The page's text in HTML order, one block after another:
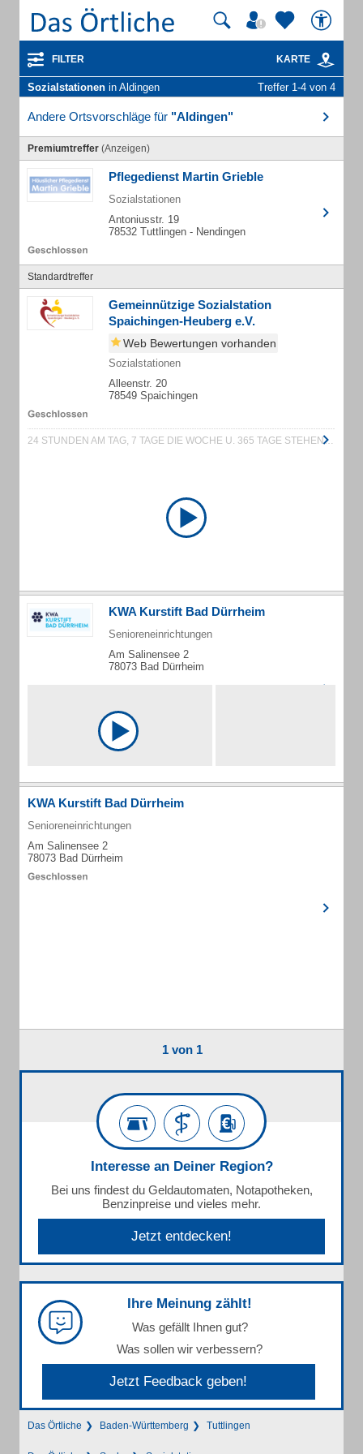
FILTER KARTE
Sozialstationen in Aldingen Treffer 1-4 von 4
Andere Ortsvorschläge für "Aldingen"
Premiumtreffer (Anzeigen)
Pflegedienst Martin Grieble
Sozialstationen
Antoniusstr. 19
78532 Tuttlingen - Nendingen
Standardtreffer
Gemeinnützige Sozialstation
Spaichingen-Heuberg e.V.
Web Bewertungen vorhanden
Sozialstationen
Alleenstr. 20
78549 Spaichingen
24 STUNDEN AM TAG, 7 TAGE DIE WOCHE U. 365 TAGE STEHEN WIR IHNEN ZUR VERFÜGUNG!
KWA Kurstift Bad Dürrheim
Senioreneinrichtungen
Am Salinensee 2
78073 Bad Dürrheim
KWA Kurstift Bad Dürrheim
Senioreneinrichtungen
Am Salinensee 2
78073 Bad Dürrheim
1 von 1
Interesse an Deiner Region?
Bei uns findest du Geldautomaten, Notapotheken,
Benzinpreise und vieles mehr.
Jetzt entdecken!
Ihre Meinung zählt!
Was gefällt Ihnen gut?
Was sollen wir verbessern?
Jetzt Feedback geben!
Das Örtliche Baden-Württemberg Tuttlingen